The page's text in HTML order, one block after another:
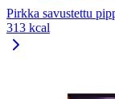
Pirkka savustettu
313 kcal